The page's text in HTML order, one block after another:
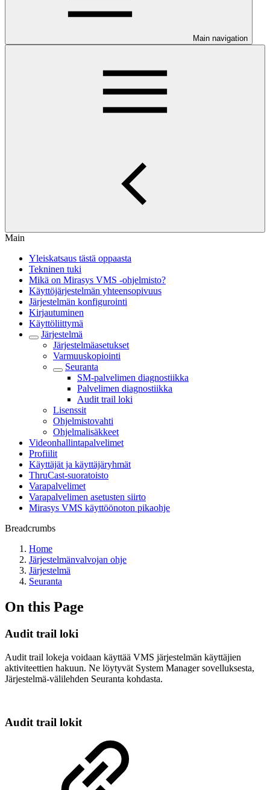
Main navigation
Main
Yleiskatsaus tästä oppaasta
Tekninen tuki
Mikä on Mirasys VMS -ohjelmisto?
Käyttöjärjestelmän yhteensopivuus
Järjestelmän konfigurointi
Kirjautuminen
Käyttöliittymä
Järjestelmä
Järjestelmäasetukset
Varmuuskopiointi
Seuranta
SM-palvelimen diagnostiikka
Palvelimen diagnostiikka
Audit trail loki
Lisenssit
Ohjelmistovahti
Ohjelmalisäkkeet
Videonhallintapalvelimet
Profiilit
Käyttäjät ja käyttäjäryhmät
ThruCast-suoratoisto
Varapalvelimet
Varapalvelimen asetusten siirto
Mirasys VMS käyttöönoton pikaohje
Breadcrumbs
Home
Järjestelmänvalvojan ohje
Järjestelmä
Seuranta
On this Page
Audit trail loki
Audit trail lokeja voidaan käyttää VMS järjestelmän käyttäjien
aktiviteettien hakuun. Ne löytyvät System Manager sovelluksesta,
Järjestelmä-välilehden Seuranta kohdasta.
Audit trail lokit